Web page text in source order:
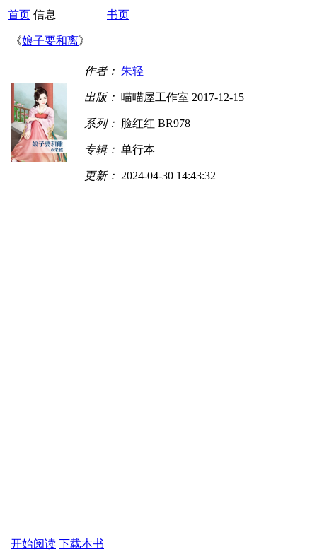
首页 信息 书页
《娘子要和离》
作者： 朱轻
出版： 喵喵屋工作室 2017-12-15
系列： 脸红红 BR978
专辑： 单行本
更新： 2024-04-30 14:43:32
开始阅读 下载本书